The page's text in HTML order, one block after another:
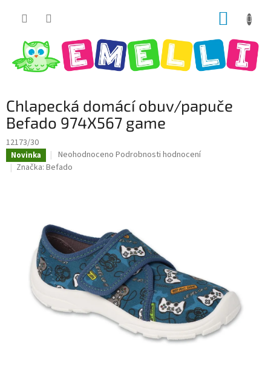
Chlapecká domácí obuv/papuče
Befado 974X567 game
12173/30
Novinka
Průměrné
hodnocení
5
hvězdiček.
Neohodnoceno Podrobnosti hodnocení
Značka: Befado